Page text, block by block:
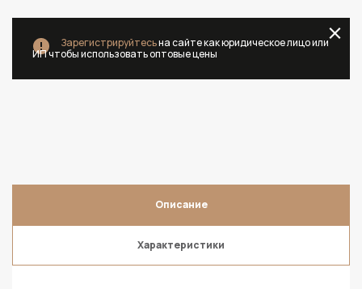
Зарегистрируйтесьна сайте как юридическое лицо или
ИП чтобы использовать оптовые цены
Описание
Характеристики